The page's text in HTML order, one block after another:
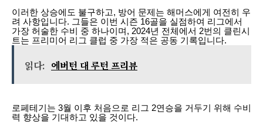
이러한 상승에도 불구하고, 방어 문제는 해머스에게 여전히 우
려 사항입니다. 그들은 이번 시즌 16골을 실점하여 리그에서
가장 허술한 수비 중 하나이며, 2024년 전체에서 2번의 클린시
트는 프리미어 리그 클럽 중 가장 적은 공동 기록입니다.
읽다: 에버턴 대 루턴 프리뷰
로페테기는 3월 이후 처음으로 리그 2연승을 거두기 위해 수비
력 향상을 기대하고 있을 것이다.